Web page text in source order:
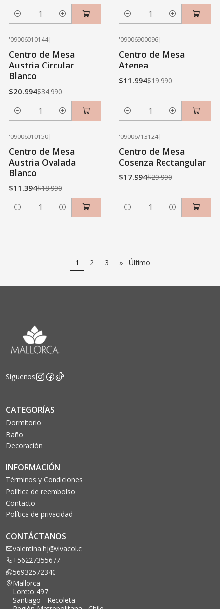
Cantidad Cantidad
'09006010144|
Centro de Mesa
Austria Circular
Blanco
$20.994$34.990
Cantidad
'09006900096|
Centro de Mesa
Atenea
$11.994$19.990
Cantidad
'09006010150|
Centro de Mesa
Austria Ovalada
Blanco
$11.394$18.990
Cantidad
'09006713124|
Centro de Mesa
Cosenza Rectangular
$17.994$29.990
Cantidad
1 2 3 » Último
Síguenos
CATEGORÍAS
Dormitorio
Baño
Decoración
INFORMACIÓN
Términos y Condiciones
Política de reembolso
Contacto
Política de privacidad
CONTÁCTANOS
valentina.hj@vivacol.cl
+56227355677
56932572340
Mallorca
Loreto 497
Santiago - Recoleta